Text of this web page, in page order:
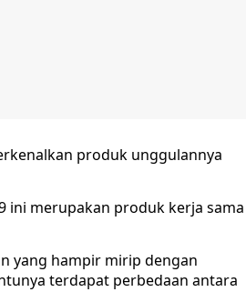
produk unggulannya
ini merupakan produk kerja sama
yang hampir mirip dengan
terdapat perbedaan antara